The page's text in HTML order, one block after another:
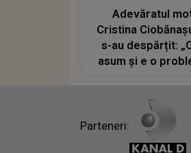
Adevăratul
Cristina
s-au despărțit:
asum și e o
Parteneri: